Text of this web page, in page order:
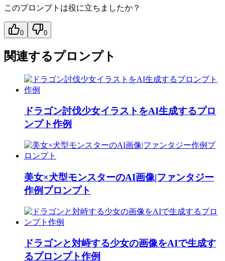
このプロンプトは役に立ちましたか？
0 0
関連するプロンプト
ドラゴン討伐少女イラストをAI生成するプロ
ンプト作例
美女×犬型モンスターのAI画像|ファンタジー
作例プロンプト
ドラゴンと対峙する少女の画像をAIで生成す
るプロンプト作例